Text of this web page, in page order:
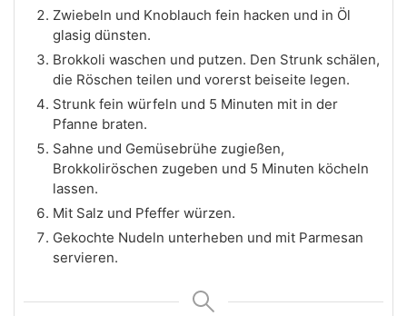
Zwiebeln und Knoblauch fein hacken und in Öl
glasig dünsten.
Brokkoli waschen und putzen. Den Strunk schälen,
die Röschen teilen und vorerst beiseite legen.
Strunk fein würfeln und 5 Minuten mit in der
Pfanne braten.
Sahne und Gemüsebrühe zugießen,
Brokkoliröschen zugeben und 5 Minuten köcheln
lassen.
Mit Salz und Pfeffer würzen.
Gekochte Nudeln unterheben und mit Parmesan
servieren.